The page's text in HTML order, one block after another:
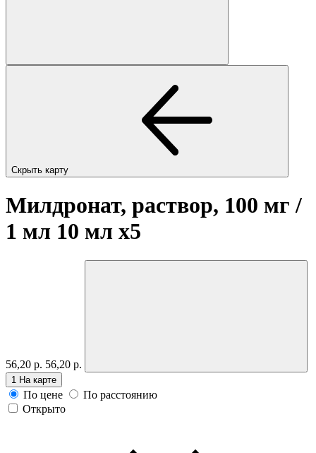
Скрыть карту
Милдронат, раствор, 100 мг /
1 мл 10 мл x5
56,20 р. 56,20 р.
1 На карте
По цене
По расстоянию
Открыто